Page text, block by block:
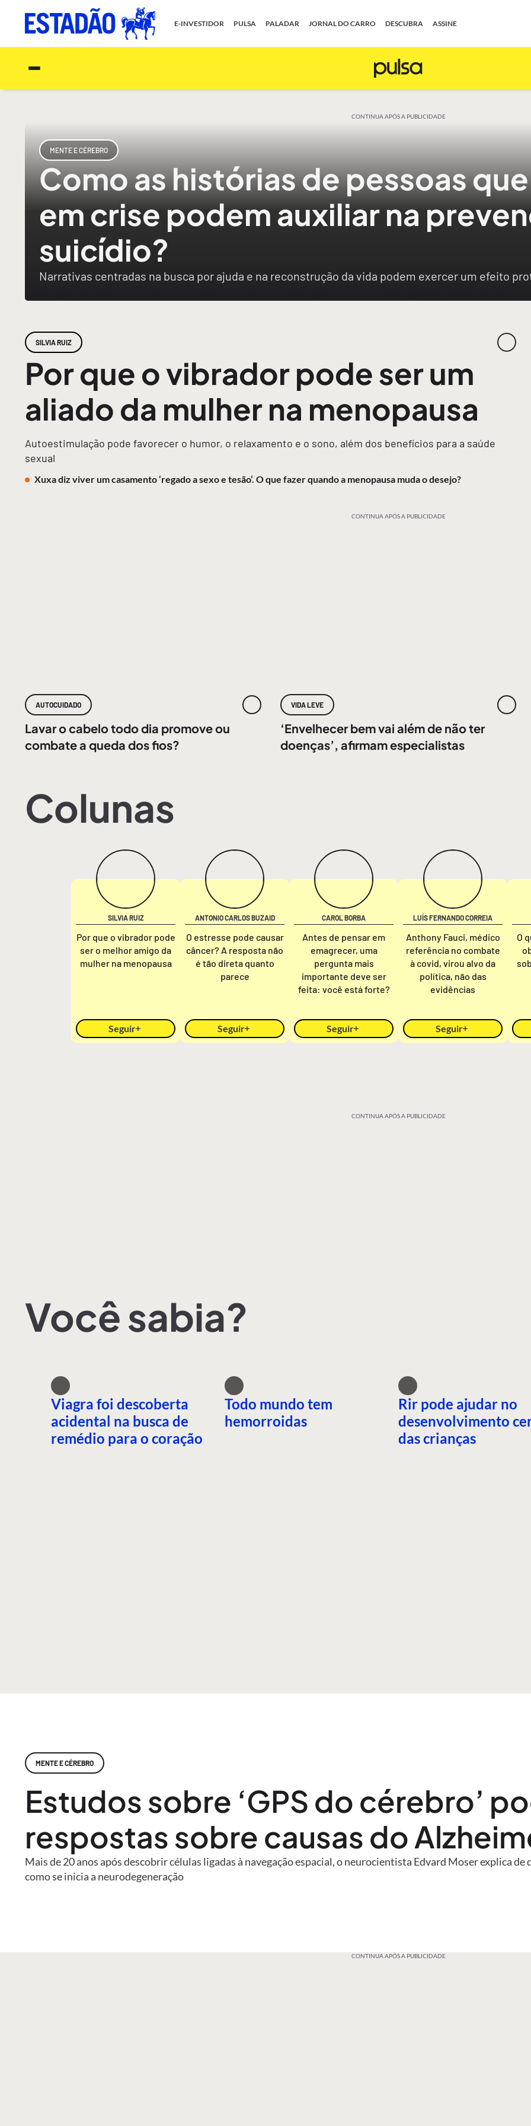
E-INVESTIDOR PULSA PALADAR JORNAL DO CARRO DESCUBRA ASSINE
CONTINUA APÓS A PUBLICIDADE
MENTE E CÉREBRO
Como as histórias de pessoas
em crise podem auxiliar na
suicídio?
Narrativas centradas na busca por ajuda e na reconstrução da vida podem exercer um efeito
SILVIA RUIZ
Por que o vibrador pode ser um
aliado da mulher na menopausa
Autoestimulação pode favorecer o humor, o relaxamento e o sono, além dos benefícios para a saúde
sexual
Xuxa diz viver um casamento ‘regado a sexo e tesão’. O que fazer quando a menopausa muda o desejo?
CONTINUA APÓS A PUBLICIDADE
AUTOCUIDADO
Lavar o cabelo todo dia promove ou
combate a queda dos fios?
VIDA LEVE
‘Envelhecer bem vai além de não ter
doenças’, afirmam especialistas
Colunas
SILVIA RUIZ
Por que o vibrador pode
ser o melhor amigo da
mulher na menopausa
Seguir
ANTONIO CARLOS BUZAID
O estresse pode causar
câncer? A resposta não
é tão direta quanto
parece
Seguir
CAROL BORBA
Antes de pensar em
emagrecer, uma
pergunta mais
importante deve ser
feita: você está forte?
Seguir
LUÍS FERNANDO CORREIA
Anthony Fauci, médico
referência no combate
à covid, virou alvo da
política, não das
evidências
Seguir
O
CONTINUA APÓS A PUBLICIDADE
Você sabia?
Viagra foi descoberta
acidental na busca de
remédio para o coração
Todo mundo tem
hemorroidas
Rir pode ajudar no
desenvolvimento
das crianças
MENTE E CÉREBRO
Estudos sobre ‘GPS do cérebro’
respostas sobre causas do
Mais de 20 anos após descobrir células ligadas à navegação espacial, o neurocientista Edvard Moser explica
como se inicia a neurodegeneração
CONTINUA APÓS A PUBLICIDADE